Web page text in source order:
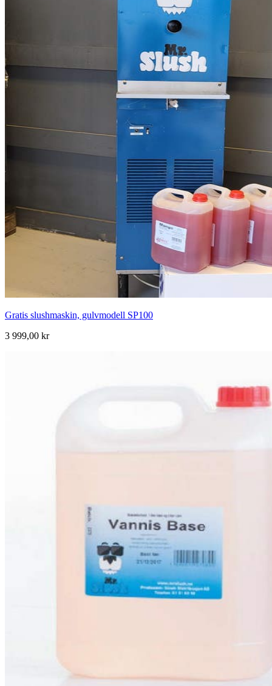
Gratis slushmaskin, gulvmodell SP100
3 999,00 kr